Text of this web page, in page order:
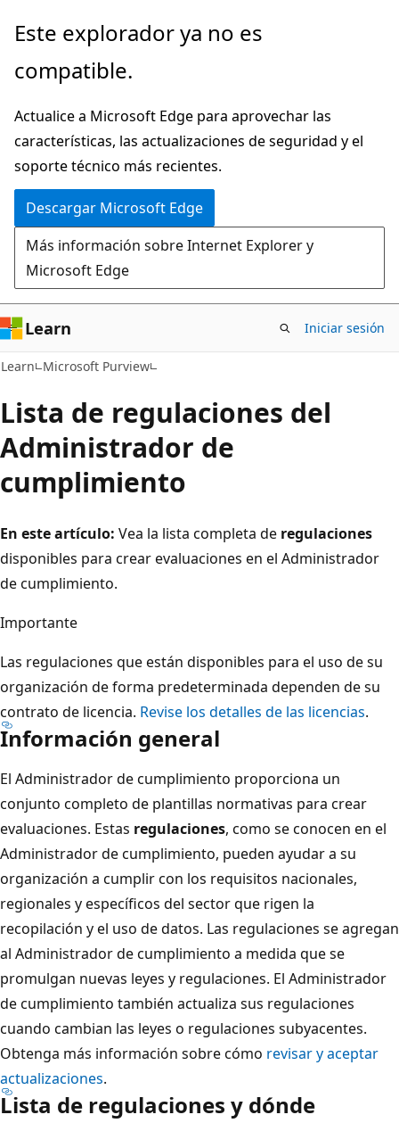
Ir
contenido
Este explorador ya no es
compatible.
Actualice a Microsoft Edge para aprovechar las
características, las actualizaciones de seguridad y el
soporte técnico más recientes.
Descargar Microsoft Edge
Más información sobre Internet Explorer y
Microsoft Edge
Learn Iniciar sesión
Learn Microsoft Purview
Lista de regulaciones del
Administrador de
cumplimiento
En este artículo: Vea la lista completa de regulaciones
disponibles para crear evaluaciones en el Administrador
de cumplimiento.
Importante
Las regulaciones que están disponibles para el uso de su
organización de forma predeterminada dependen de su
contrato de licencia. Revise los detalles de las licencias.
Información general
El Administrador de cumplimiento proporciona un
conjunto completo de plantillas normativas para crear
evaluaciones. Estas regulaciones, como se conocen en el
Administrador de cumplimiento, pueden ayudar a su
organización a cumplir con los requisitos nacionales,
regionales y específicos del sector que rigen la
recopilación y el uso de datos. Las regulaciones se agregan
al Administrador de cumplimiento a medida que se
promulgan nuevas leyes y regulaciones. El Administrador
de cumplimiento también actualiza sus regulaciones
cuando cambian las leyes o regulaciones subyacentes.
Obtenga más información sobre cómo revisar y aceptar
actualizaciones.
Lista de regulaciones y dónde